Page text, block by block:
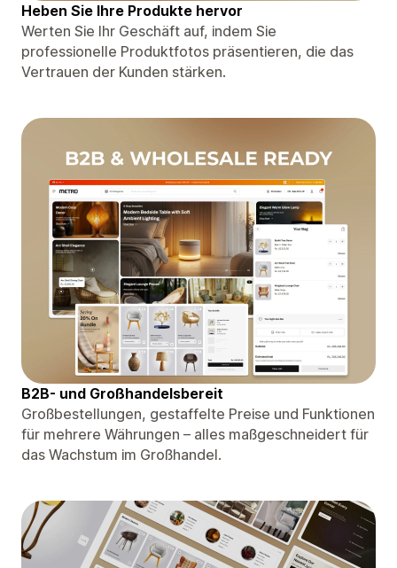
Heben Sie Ihre Produkte hervor
Werten Sie Ihr Geschäft auf, indem Sie
professionelle Produktfotos präsentieren, die das
Vertrauen der Kunden stärken.
B2B- und Großhandelsbereit
Großbestellungen, gestaffelte Preise und Funktionen
für mehrere Währungen – alles maßgeschneidert für
das Wachstum im Großhandel.